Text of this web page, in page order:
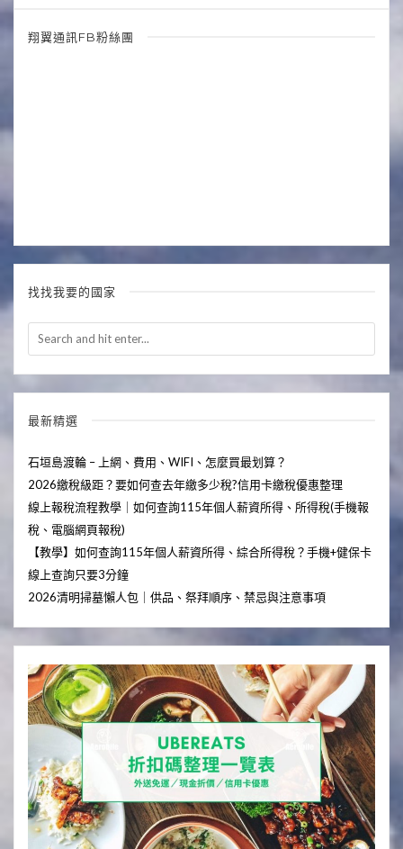
翔翼通訊FB粉絲團
找找我要的國家
最新精選
石垣島渡輪 – 上網、費用、WIFI、怎麼買最划算？
2026繳稅級距？要如何查去年繳多少稅?信用卡繳稅優惠整理
線上報稅流程教學｜如何查詢115年個人薪資所得、所得稅(手機報
稅、電腦網頁報稅)
【教學】如何查詢115年個人薪資所得、綜合所得稅？手機+健保卡
線上查詢只要3分鐘
2026清明掃墓懶人包｜供品、祭拜順序、禁忌與注意事項